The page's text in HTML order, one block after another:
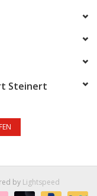
Steinert
by Lightspeed